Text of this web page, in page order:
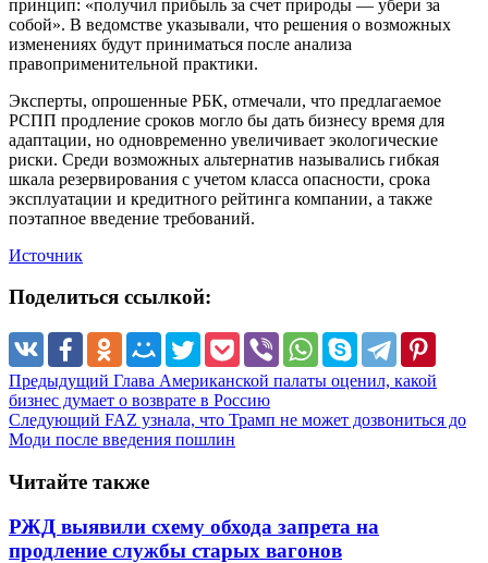
принцип: «получил прибыль за счет природы — убери за
собой». В ведомстве указывали, что решения о возможных
изменениях будут приниматься после анализа
правоприменительной практики.
Эксперты, опрошенные РБК, отмечали, что предлагаемое
РСПП продление сроков могло бы дать бизнесу время для
адаптации, но одновременно увеличивает экологические
риски. Среди возможных альтернатив назывались гибкая
шкала резервирования с учетом класса опасности, срока
эксплуатации и кредитного рейтинга компании, а также
поэтапное введение требований.
Источник
Поделиться ссылкой:
Предыдущий Глава Американской палаты оценил, какой
бизнес думает о возврате в Россию
Следующий FAZ узнала, что Трамп не может дозвониться до
Моди после введения пошлин
Читайте также
РЖД выявили схему обхода запрета на
продление службы старых вагонов